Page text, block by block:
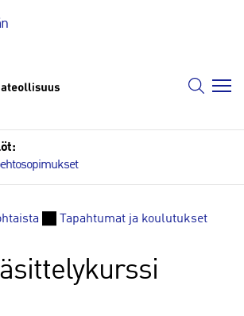
Tapahtumat ja koulutukset